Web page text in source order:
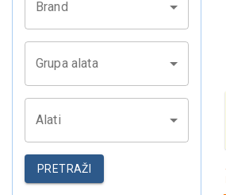
Brand
Grupa alata
Alati
PRETRAŽI